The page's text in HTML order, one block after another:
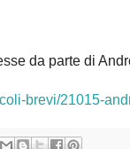
da parte di
brevi/21015-